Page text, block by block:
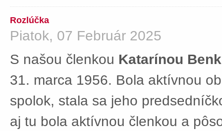
Rozlúčka
Piatok, 07 Február 2025
S našou členkou Katarínou
31. marca 1956. Bola aktívnou
spolok, stala sa jeho
aj tu bola aktívnou členkou a